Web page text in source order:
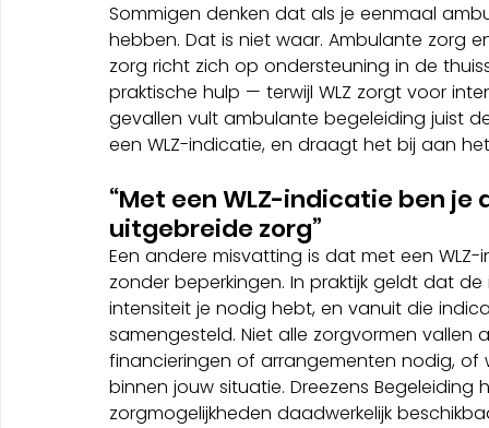
Sommigen denken dat als je eenmaal
hebben. Dat is niet waar. Ambulante zorg
zorg richt zich op ondersteuning in de
praktische hulp — terwijl WLZ zorgt voor
gevallen vult ambulante begeleiding juist
een WLZ-indicatie, en draagt het bij aan
“Met een WLZ-indicatie ben
uitgebreide zorg”
Een andere misvatting is dat met een
zonder beperkingen. In praktijk geldt dat
intensiteit je nodig hebt, en vanuit die
samengesteld. Niet alle zorgvormen vallen
financieringen of arrangementen nodig,
binnen jouw situatie. Dreezens Begeleiding
zorgmogelijkheden daadwerkelijk